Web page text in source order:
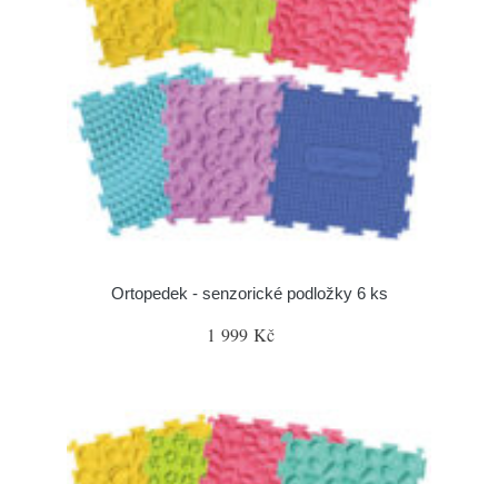
Ortopedek - senzorické podložky 6 ks
1 999 Kč